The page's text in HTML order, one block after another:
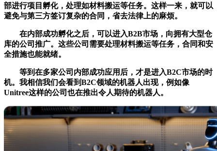
部进行项目孵化，处理如材料搬运等任务。这样一来，就可以
避免与第三方签订复杂的合同，省去法律上的麻烦。
在内部成功孵化之后，可以进入B2B市场，向拥有大型仓
库的公司推广。这些公司需要处理材料搬运等任务，合同和安
全措施也能就绪。
等到在多家公司内部成功应用后，才是进入B2C市场的时
机。我相信我们会看到B2C领域的机器人出现，例如像
Unitree这样的公司也在推出令人期待的机器人。